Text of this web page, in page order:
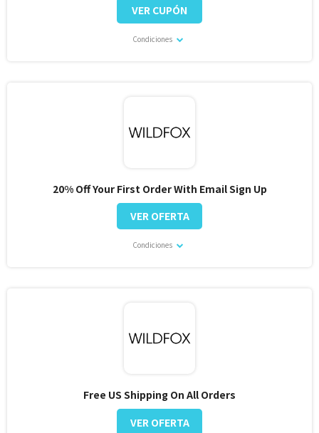
Condiciones
VER CUPÓN
20% Off Your First Order With Email Sign Up
Condiciones
VER OFERTA
Free US Shipping On All Orders
VER OFERTA